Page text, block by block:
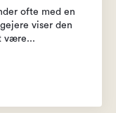
ofte med en
viser den
være...